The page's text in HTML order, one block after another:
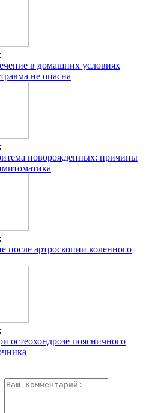
в домашних условиях
не опасна
новорожденных: причины
после артроскопии коленного
остеохондрозе поясничного